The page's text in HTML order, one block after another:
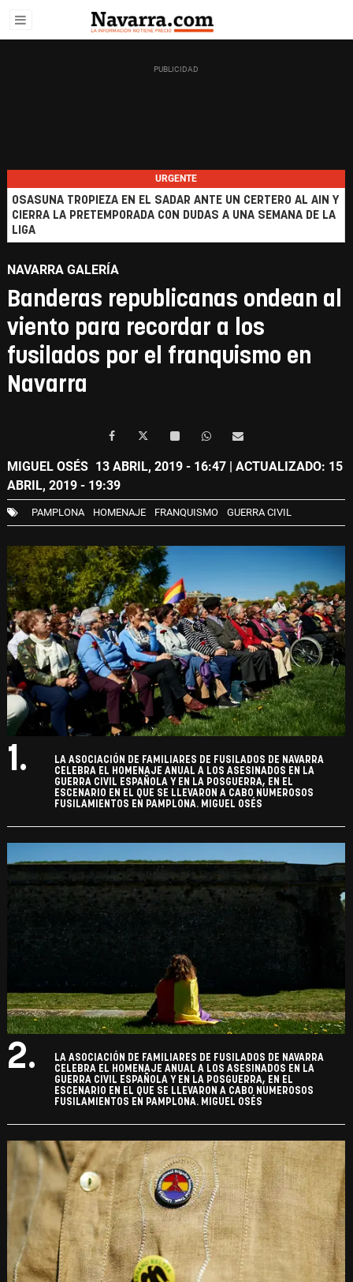
URGENTE
OSASUNA TROPIEZA EN EL SADAR ANTE UN CERTERO AL AIN Y
CIERRA LA PRETEMPORADA CON DUDAS A UNA SEMANA DE LA
LIGA
NAVARRA GALERÍA
Banderas republicanas ondean al
viento para recordar a los
fusilados por el franquismo en
Navarra
MIGUEL OSÉS 13 ABRIL, 2019 - 16:47 | ACTUALIZADO: 15
ABRIL, 2019 - 19:39
PAMPLONA HOMENAJE FRANQUISMO GUERRA CIVIL
1.
LA ASOCIACIÓN DE FAMILIARES DE FUSILADOS DE NAVARRA
CELEBRA EL HOMENAJE ANUAL A LOS ASESINADOS EN LA
GUERRA CIVIL ESPAÑOLA Y EN LA POSGUERRA, EN EL
ESCENARIO EN EL QUE SE LLEVARON A CABO NUMEROSOS
FUSILAMIENTOS EN PAMPLONA. MIGUEL OSÉS
2.
LA ASOCIACIÓN DE FAMILIARES DE FUSILADOS DE NAVARRA
CELEBRA EL HOMENAJE ANUAL A LOS ASESINADOS EN LA
GUERRA CIVIL ESPAÑOLA Y EN LA POSGUERRA, EN EL
ESCENARIO EN EL QUE SE LLEVARON A CABO NUMEROSOS
FUSILAMIENTOS EN PAMPLONA. MIGUEL OSÉS